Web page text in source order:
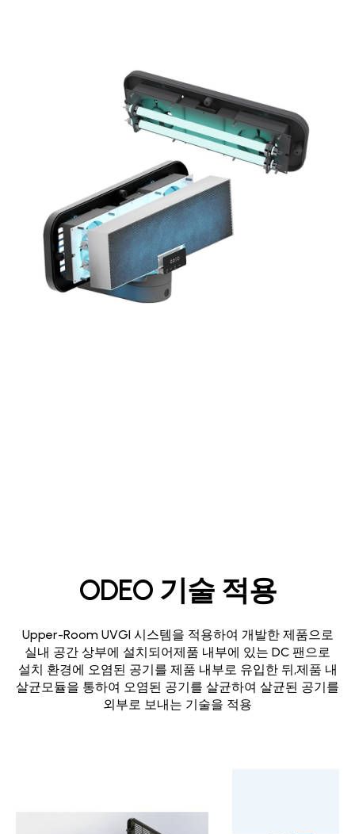
ODEO 기술 적용
Upper-Room UVGI 시스템을 적용하여 개발한 제품으로
실내 공간 상부에 설치되어제품 내부에 있는 DC 팬으로
설치 환경에 오염된 공기를 제품 내부로 유입한 뒤,제품 내
살균모듈을 통하여 오염된 공기를 살균하여 살균된 공기를
외부로 보내는 기술을 적용